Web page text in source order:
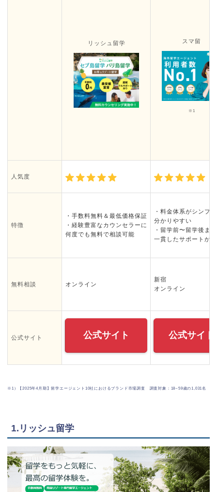
リッシュ留学 スマ留
※1
人気度
特徴
・手数料無料＆最低価格保証
・経験豊富なカウンセラーに
何度でも無料で相談可能
・料金体系がシンプ
分かりやすい
・留学前〜留学後まで
一貫したサポートが
無料相談 オンライン
新宿
オンライン
公式サイト 公式サイト 公式サイト
※1）【2025年4月期】留学エージェント10社におけるブランド市場調査 調査対象：18~59歳の1,031名
1.リッシュ留学